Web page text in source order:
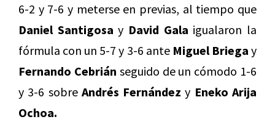
6-2 y 7-6 y meterse en previas, al tiempo que
Daniel Santigosa y David Gala igualaron la
fórmula con un 5-7 y 3-6 ante Miguel Briega y
Fernando Cebrián seguido de un cómodo 1-6
y 3-6 sobre Andrés Fernández y Eneko Arija
Ochoa.